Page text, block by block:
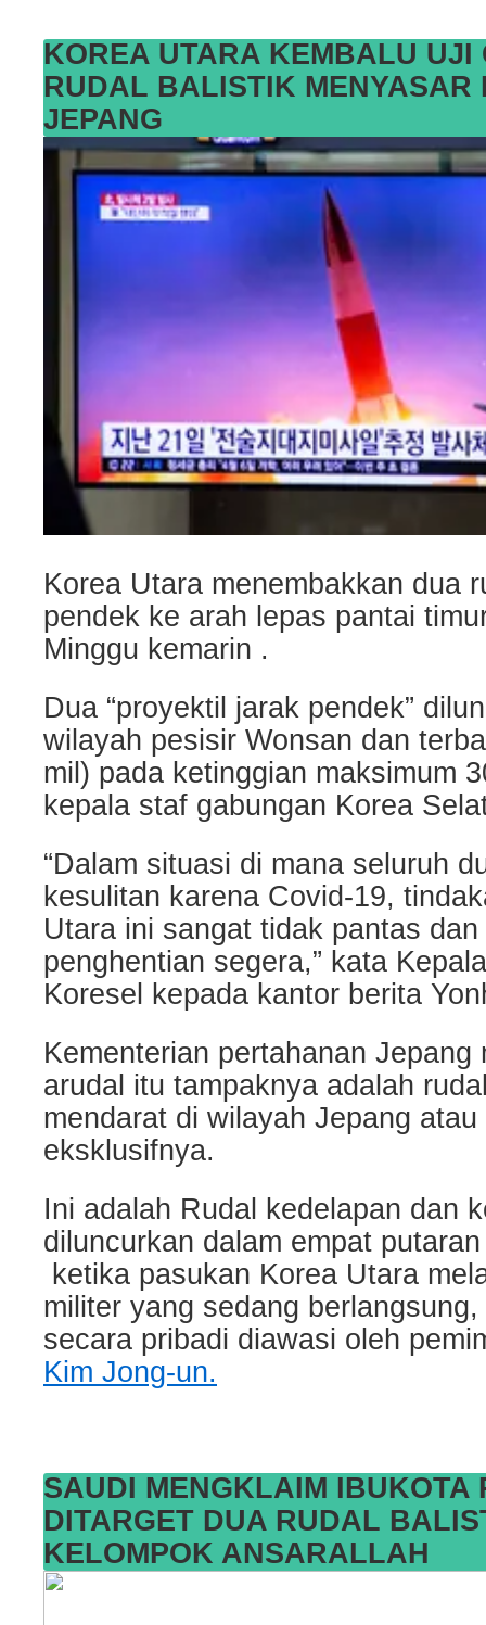
KOREA UTARA KEMBALU UJI
RUDAL BALISTIK MENYASAR
JEPANG
Korea Utara menembakkan dua
pendek ke arah lepas pantai
Minggu kemarin .
Dua “proyektil jarak pendek”
wilayah pesisir Wonsan dan
mil) pada ketinggian maksimum
kepala staf gabungan Korea
“Dalam situasi di mana seluruh
kesulitan karena Covid-19,
Utara ini sangat tidak pantas
penghentian segera,” kata
Koresel kepada kantor berita
Kementerian pertahanan Jepang
arudal itu tampaknya adalah
mendarat di wilayah Jepang
eksklusifnya.
Ini adalah Rudal kedelapan dan
diluncurkan dalam empat
ketika pasukan Korea Utara
militer yang sedang
secara pribadi diawasi oleh
Kim Jong-un.
SAUDI MENGKLAIM IBUKOTA
DITARGET DUA RUDAL
KELOMPOK ANSARALLAH